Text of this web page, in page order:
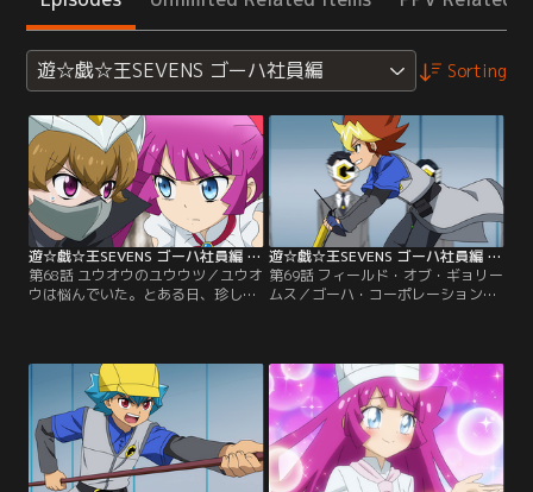
遊☆戯☆王SEVENS ゴーハ社員編 Sorting
遊☆戯☆王SEVENS ゴーハ社員編 第68話
第68話 ユウオウのユウウツ／ユウオ
ウは悩んでいた。とある日、珍しく
ているユウオウ。いやに兄弟たちが
優しいのだ。そこへ、謎の美少女と
謎の博士がユウオウの前に現れる。
【提供：バンダイチャンネル】
遊☆戯☆王SEVENS ゴーハ社員編 第69話
第69話 フィールド・オブ・ギョリー
ムス／ゴーハ・コーポレーション統
た。ひょんなことから海深子と再会
したガクトは、彼女のガサツな勤務
態度を改めさせるためにデュエルで
勝負をすることとなる。【提供：バ
ンダイチャンネル】